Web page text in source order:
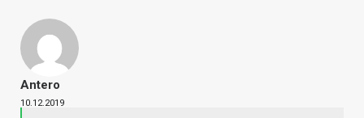
Antero
10.12.2019